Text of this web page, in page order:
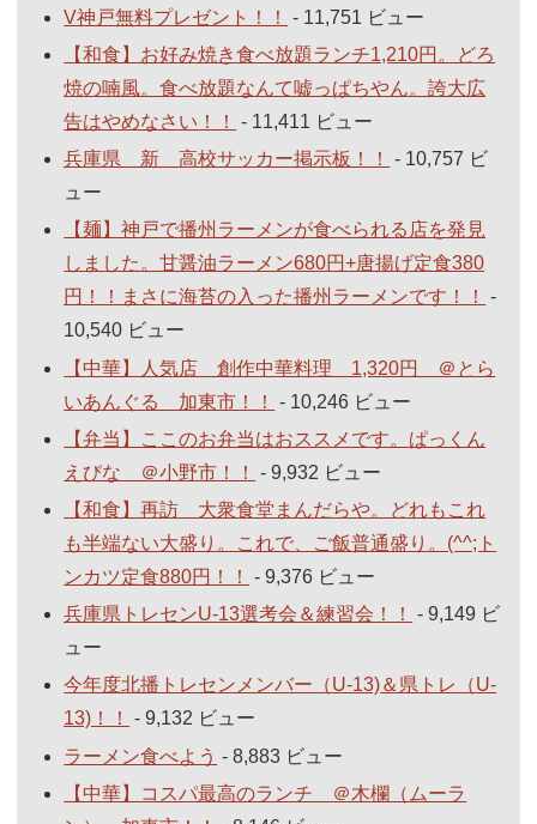
V神戸無料プレゼント！！
- 11,751 ビュー
【和食】お好み焼き食べ放題ランチ1,210円。どろ
焼の喃風。食べ放題なんて嘘っぱちやん。誇大広
告はやめなさい！！
- 11,411 ビュー
兵庫県 新 高校サッカー掲示板！！
- 10,757 ビ
ュー
【麺】神戸で播州ラーメンが食べられる店を発見
しました。甘醤油ラーメン680円+唐揚げ定食380
円！！まさに海苔の入った播州ラーメンです！！
-
10,540 ビュー
【中華】人気店 創作中華料理 1,320円 ＠とら
いあんぐる 加東市！！
- 10,246 ビュー
【弁当】ここのお弁当はおススメです。ぱっくん
えびな ＠小野市！！
- 9,932 ビュー
【和食】再訪 大衆食堂まんだらや。どれもこれ
も半端ない大盛り。これで、ご飯普通盛り。(^^;ト
ンカツ定食880円！！
- 9,376 ビュー
兵庫県トレセンU-13選考会＆練習会！！
- 9,149 ビ
ュー
今年度北播トレセンメンバー（U-13)＆県トレ（U-
13)！！
- 9,132 ビュー
ラーメン食べよう - 8,883 ビュー
【中華】コスパ最高のランチ ＠木欄（ムーラ